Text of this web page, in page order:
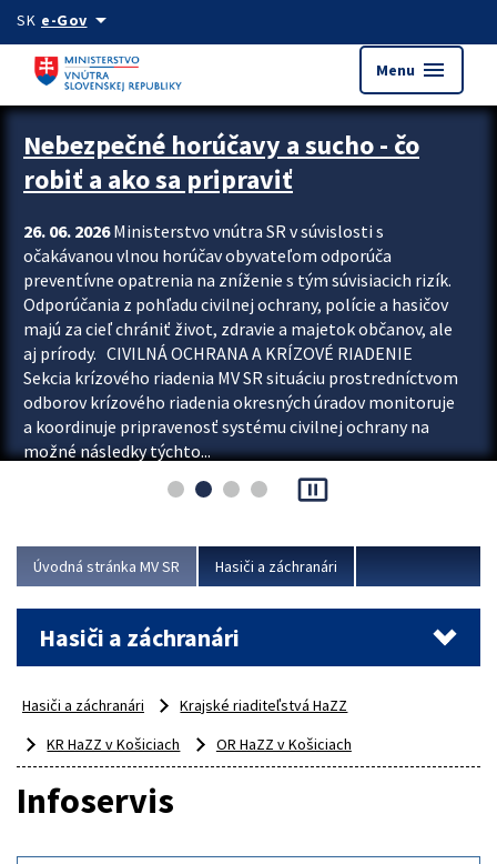
Preskocit na hlavný obsah
SK e-Govarrow_drop_down
Menu menu
Zastavit automatický posun upútavok
Nebezpečné horúčavy a sucho - čo
robiť a ako sa pripraviť
26. 06. 2026Ministerstvo vnútra SR v súvislosti s
očakávanou vlnou horúčav obyvateľom odporúča
preventívne opatrenia na zníženie s tým súvisiacich rizík.
Odporúčania z pohľadu civilnej ochrany, polície a hasičov
majú za cieľ chrániť život, zdravie a majetok občanov, ale
aj prírody. CIVILNÁ OCHRANA A KRÍZOVÉ RIADENIE
Sekcia krízového riadenia MV SR situáciu prostredníctvom
odborov krízového riadenia okresných úradov monitoruje
a koordinuje pripravenosť systému civilnej ochrany na
možné následky týchto...
pause_presentation
Úvodná stránka MV SR Hasiči a záchranári
Hasiči a záchranári
Hasiči a záchranári
Krajské riaditeľstvá HaZZ
KR HaZZ v Košiciach
OR HaZZ v Košiciach
Infoservis